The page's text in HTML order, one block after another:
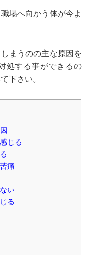
場へ向かう体が今よ
まうのの主な原因を
処する事ができるの
下さい。
じる
痛
い
る